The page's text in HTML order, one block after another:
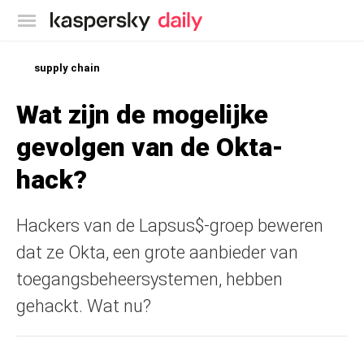
Kaspersky official blog
supply chain
Wat zijn de mogelijke
gevolgen van de Okta-
hack?
Hackers van de Lapsus$-groep beweren
dat ze Okta, een grote aanbieder van
toegangsbeheersystemen, hebben
gehackt. Wat nu?